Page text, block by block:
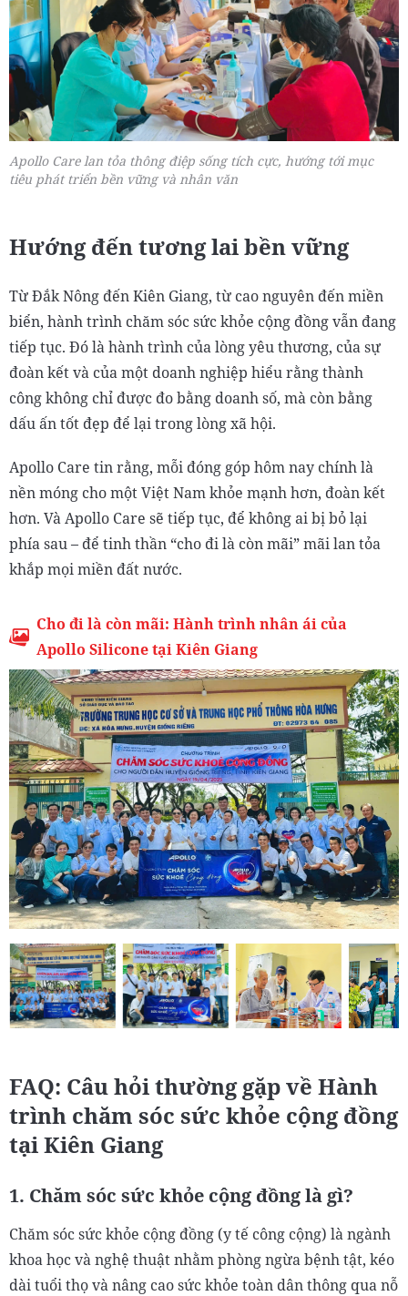
Apollo Care lan tỏa thông điệp sống tích cực, hướng tới mục
tiêu phát triển bền vững và nhân văn
Hướng đến tương lai bền vững
Từ Đắk Nông đến Kiên Giang, từ cao nguyên đến miền
biển, hành trình chăm sóc sức khỏe cộng đồng vẫn đang
tiếp tục. Đó là hành trình của lòng yêu thương, của sự
đoàn kết và của một doanh nghiệp hiểu rằng thành
công không chỉ được đo bằng doanh số, mà còn bằng
dấu ấn tốt đẹp để lại trong lòng xã hội.
Apollo Care tin rằng, mỗi đóng góp hôm nay chính là
nền móng cho một Việt Nam khỏe mạnh hơn, đoàn kết
hơn. Và Apollo Care sẽ tiếp tục, để không ai bị bỏ lại
phía sau – để tinh thần “cho đi là còn mãi” mãi lan tỏa
khắp mọi miền đất nước.
Cho đi là còn mãi: Hành trình nhân ái của
Apollo Silicone tại Kiên Giang
FAQ: Câu hỏi thường gặp về Hành
trình chăm sóc sức khỏe cộng đồng
tại Kiên Giang
1. Chăm sóc sức khỏe cộng đồng là gì?
Chăm sóc sức khỏe cộng đồng (y tế công cộng) là ngành
khoa học và nghệ thuật nhằm phòng ngừa bệnh tật, kéo
dài tuổi thọ và nâng cao sức khỏe toàn dân thông qua nỗ